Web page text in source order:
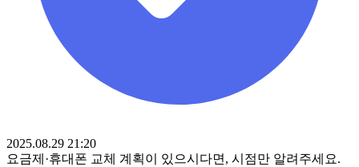
2025.08.29 21:20
요금제·휴대폰 교체 계획이 있으시다면, 시점만 알려주세요.